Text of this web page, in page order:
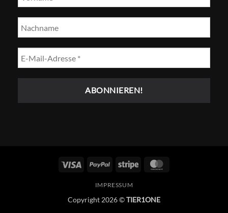
Visum PayPal Streifen
IMPRESSUM
Copyright 2026 ©TIER1ONE